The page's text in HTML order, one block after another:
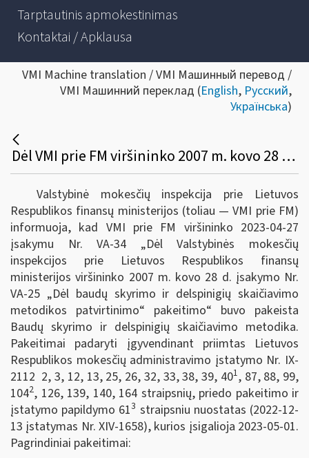
Tarptautinis apmokestinimas
Kontaktai / Apklausa
VMI Machine translation / VMI Машинный перевод /
VMI Машинний переклад (English, Русский,
Українська)
Dėl VMI prie FM viršininko 2007 m. kovo 28 d. Įsakymo Nr. VA-25 „Dėl baudų skyrimo ir delspinigių skaičiavimo metodikos patvirtinimo“, pakeitimo
Valstybinė mokesčių inspekcija prie Lietuvos
Respublikos finansų ministerijos (toliau ― VMI prie FM)
informuoja, kad VMI prie FM viršininko 2023-04-27
įsakymu Nr. VA-34 „Dėl Valstybinės mokesčių
inspekcijos prie Lietuvos Respublikos finansų
ministerijos viršininko 2007 m. kovo 28 d. įsakymo Nr.
VA-25 „Dėl baudų skyrimo ir delspinigių skaičiavimo
metodikos patvirtinimo“ pakeitimo“ buvo pakeista
Baudų skyrimo ir delspinigių skaičiavimo metodika.
Pakeitimai padaryti įgyvendinant priimtas Lietuvos
Respublikos mokesčių administravimo įstatymo Nr. IX-
2112 2, 3, 12, 13, 25, 26, 32, 33, 38, 39, 401, 87, 88, 99,
1042, 126, 139, 140, 164 straipsnių, priedo pakeitimo ir
įstatymo papildymo 613 straipsniu nuostatas (2022-12-
13 įstatymas Nr. XIV-1658), kurios įsigalioja 2023-05-01.
Pagrindiniai pakeitimai: